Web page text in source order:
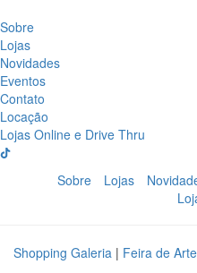
Sobre
Lojas
Novidades
Eventos
Contato
Locação
Lojas Online e Drive Thru
Sobre Lojas
Shopping Galeria | Feira de